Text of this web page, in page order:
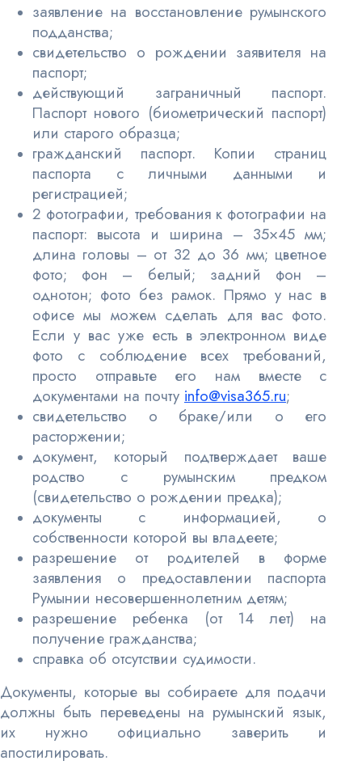
заявление на восстановление румынского
подданства;
свидетельство о рождении заявителя на
паспорт;
действующий заграничный паспорт.
Паспорт нового (биометрический паспорт)
или старого образца;
гражданский паспорт. Копии страниц
паспорта с личными данными и
регистрацией;
2 фотографии, требования к фотографии на
паспорт: высота и ширина – 35×45 мм;
длина головы – от 32 до 36 мм; цветное
фото; фон – белый; задний фон –
однотон; фото без рамок. Прямо у нас в
офисе мы можем сделать для вас фото.
Если у вас уже есть в электронном виде
фото с соблюдение всех требований,
просто отправьте его нам вместе с
документами на почту info@visa365.ru;
свидетельство о браке/или о его
расторжении;
документ, который подтверждает ваше
родство с румынским предком
(свидетельство о рождении предка);
документы с информацией, о
собственности которой вы владеете;
разрешение от родителей в форме
заявления о предоставлении паспорта
Румынии несовершеннолетним детям;
разрешение ребенка (от 14 лет) на
получение гражданства;
справка об отсутствии судимости.
Документы, которые вы собираете для подачи
должны быть переведены на румынский язык,
их нужно официально заверить и
апостилировать.